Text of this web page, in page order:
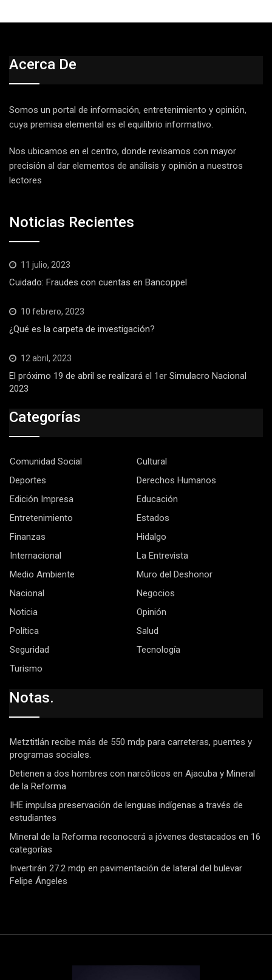
Acerca De
Somos un portal de información, entretenimiento y opinión,
cuya premisa elemental es el equilibrio informativo.
Nos ubicamos en el centro, donde revisamos con mayor
precisión al dar elementos de análisis y opinión a nuestros
lectores
Noticias Recientes
11 julio, 2023
Cuidado: Fraudes con cuentas en Bancoppel
10 febrero, 2023
¿Qué es la carpeta de investigación?
12 abril, 2023
El próximo 19 de abril se realizará el 1er Simulacro Nacional
2023
Categorías
Comunidad Social
Cultural
Deportes
Derechos Humanos
Edición Impresa
Educación
Entretenimiento
Estados
Finanzas
Hidalgo
Internacional
La Entrevista
Medio Ambiente
Muro del Deshonor
Nacional
Negocios
Noticia
Opinión
Política
Salud
Seguridad
Tecnología
Turismo
Notas.
Metztitlán recibe más de 550 mdp para carreteras, puentes y
programas sociales.
Detienen a dos hombres con narcóticos en Ajacuba y Mineral
de la Reforma
IHE impulsa preservación de lenguas indígenas a través de
estudiantes
Mineral de la Reforma reconocerá a jóvenes destacados en 16
categorías
Invertirán 27.2 mdp en pavimentación de lateral del bulevar
Felipe Ángeles